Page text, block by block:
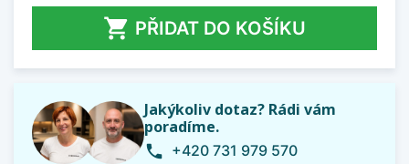
 PŘIDAT DO KOŠÍKU
Jakýkoliv dotaz? Rádi vám
poradíme.
phone +420 731 979 570